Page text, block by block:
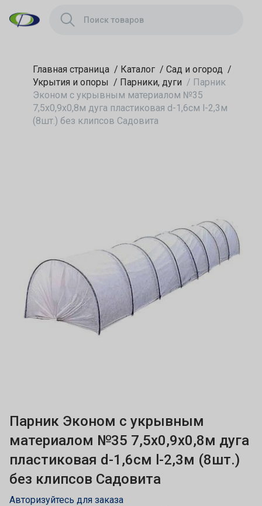
Главная страница / Каталог / Сад и огород /
Укрытия и опоры / Парники, дуги / Парник
Эконом с укрывным материалом №35
7,5х0,9х0,8м дуга пластиковая d-1,6см l-2,3м
(8шт.) без клипсов Садовита
Парник Эконом с укрывным
материалом №35 7,5х0,9х0,8м дуга
пластиковая d-1,6см l-2,3м (8шт.)
без клипсов Садовита
Авторизуйтесь для заказа
1,6см l-2,3м (8шт.)
без клипсов